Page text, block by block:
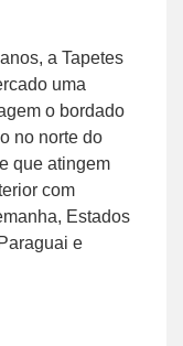
a Tapetes
uma
o bordado
no norte do
que atingem
com
Estados
e